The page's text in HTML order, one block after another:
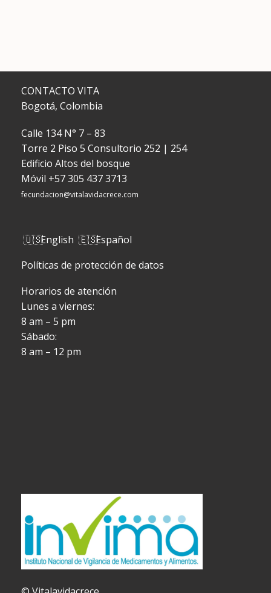
CONTACTO VITA
Bogotá, Colombia
Calle 134 N° 7 – 83
Torre 2 Piso 5 Consultorio 252 | 254
Edificio Altos del bosque
Móvil +57 305 437 3713
fecundacion@vitalavidacrece.com
English
Español
Políticas de protección de datos
Horarios de atención
Lunes a viernes:
8 am – 5 pm
Sábado:
8 am – 12 pm